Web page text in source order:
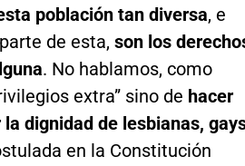
población tan diversa, e
de esta, son los
. No hablamos, como
extra” sino de hacer
dignidad de lesbianas,
en la Constitución